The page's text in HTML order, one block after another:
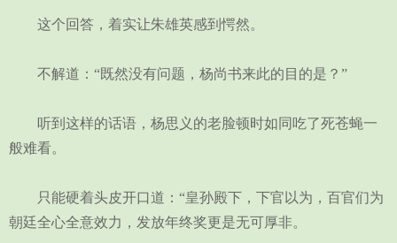
这个回答，着实让朱雄英感到愕然。
不解道：“既然没有问题，杨尚书来此的目的是？”
听到这样的话语，杨思义的老脸顿时如同吃了死苍蝇一
般难看。
只能硬着头皮开口道：“皇孙殿下，下官以为，百官们为
朝廷全心全意效力，发放年终奖更是无可厚非。